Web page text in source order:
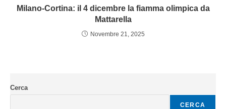
Milano-Cortina: il 4 dicembre la fiamma olimpica da
Mattarella
Novembre 21, 2025
Cerca
CERCA